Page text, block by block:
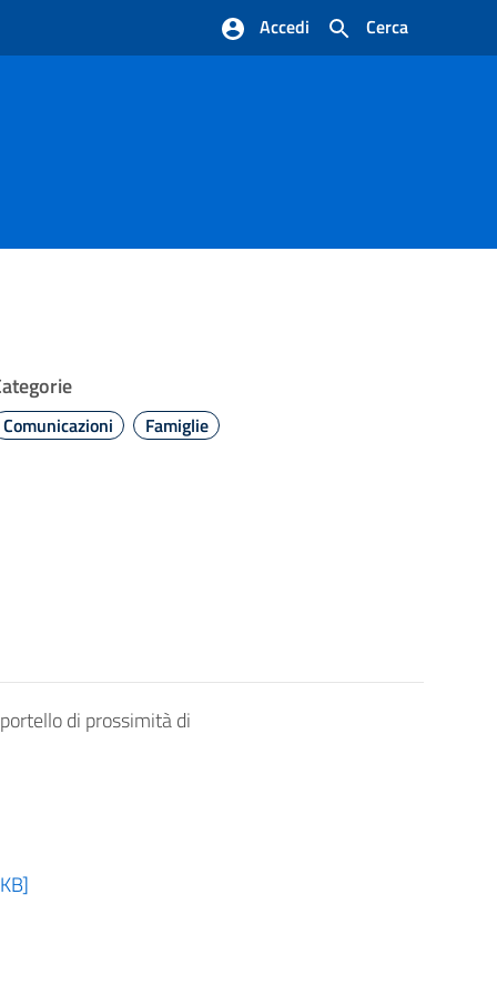
Cerca
Accedi
Comunicazioni Famiglie
di prossimità di